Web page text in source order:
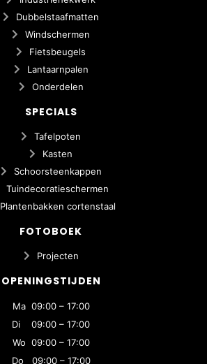
Dubbelstaafmatten
Windschermen
Fietsbeugels
Lantaarnpalen
Onderdelen
SPECIALS
Tafelpoten
Kasten
Schoorsteenkappen
Tuindecoratieschermen
Plantenbakken cortenstaal
FOTOBOEK
Projecten
OPENINGSTIJDEN
Ma 09:00 – 17:00
Di 09:00 – 17:00
Wo 09:00 – 17:00
Do 09:00 – 17:00